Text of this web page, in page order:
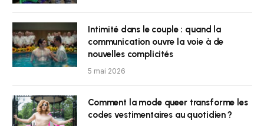
Intimité dans le couple : quand la
communication ouvre la voie à de
nouvelles complicités
5 mai 2026
Comment la mode queer transforme les
codes vestimentaires au quotidien ?